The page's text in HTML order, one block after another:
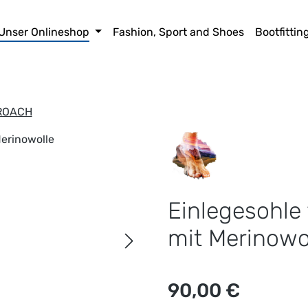
Onlineshop Fashion, Sport and Shoes
mit
Regulärer Preis:
90,00 €